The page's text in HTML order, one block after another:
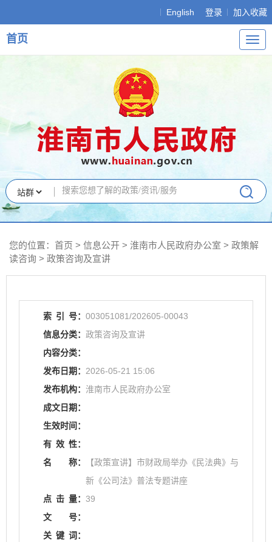
English 登录 加入收藏
导
航
首页
您的位置： 首页 > 信息公开 > 淮南市人民政府办公室 > 政策解
读咨询 > 政策咨询及宣讲
索 引 号： 003051081/202605-00043
信息分类： 政策咨询及宣讲
内容分类：
发布日期： 2026-05-21 15:06
发布机构： 淮南市人民政府办公室
成文日期：
生效时间：
有 效 性：
名
称：
【政策宣讲】市财政局举办《民法典》与
新《公司法》普法专题讲座
点 击 量： 39
文
号：
关 键 词：